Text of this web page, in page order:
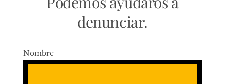
denunciar.
Nombre